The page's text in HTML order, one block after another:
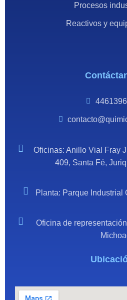
Procesos
Reactivos y
Oficinas: Anillo Vial Fray
409, Santa Fé,
Planta: Parque Industrial
Oficina de